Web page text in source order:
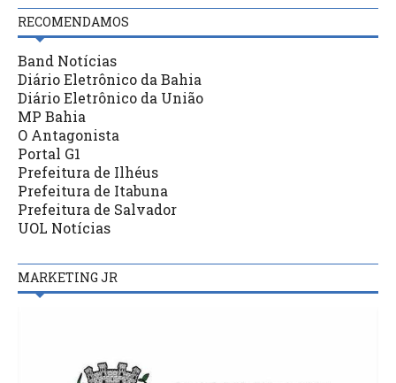
RECOMENDAMOS
Band Notícias
Diário Eletrônico da Bahia
Diário Eletrônico da União
MP Bahia
O Antagonista
Portal G1
Prefeitura de Ilhéus
Prefeitura de Itabuna
Prefeitura de Salvador
UOL Notícias
MARKETING JR